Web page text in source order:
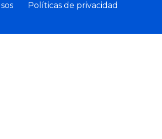
Políticas de privacidad